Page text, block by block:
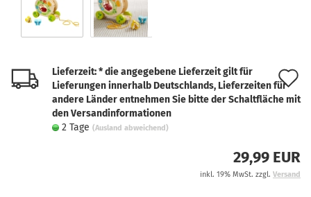
Lieferzeit: * die angegebene Lieferzeit gilt für
Lieferungen innerhalb Deutschlands, Lieferzeiten für
andere Länder entnehmen Sie bitte der Schaltfläche mit
den Versandinformationen
2 Tage (Ausland abweichend)
29,99 EUR
inkl. 19% MwSt. zzgl. Versand